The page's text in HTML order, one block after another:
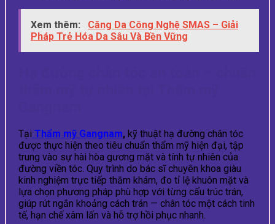
Xem thêm:
Căng Da Công Nghệ SMAS – Giải
Pháp Trẻ Hóa Da Sâu Và Bền Vững
Tại Thẩm mỹ Gangnam, kỹ thuật hạ đường chân tóc
được thực hiện theo tiêu chuẩn thẩm mỹ hiện đại, tập
trung vào sự hài hòa gương mặt và tính tự nhiên của
đường viền tóc. Quy trình do bác sĩ chuyên khoa giàu
kinh nghiệm trực tiếp thăm khám, đo tỉ lệ khuôn mặt và
lựa chọn phương pháp phù hợp với từng cấu trúc trán,
giúp rút ngắn khoảng cách trán — chân tóc một cách tinh
tế, hạn chế xâm lấn và hỗ trợ hồi phục nhanh.